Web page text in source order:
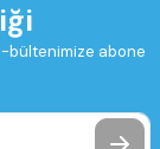
bültenimize abone